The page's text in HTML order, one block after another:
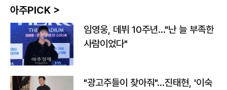
아주PICK >
임영웅, 데뷔 10주년…"난 늘 부족한
사람이었다"
"광고주들이 찾아줘"…진태현, '이숙